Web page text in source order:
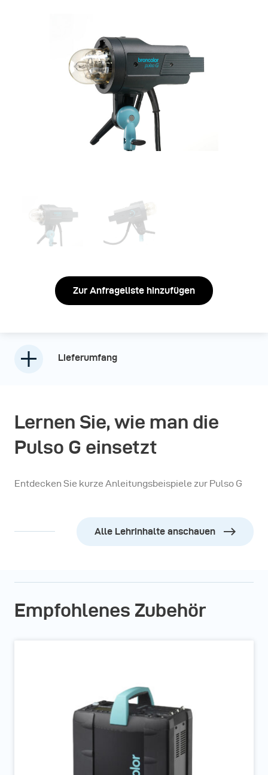
Zur Anfrageliste hinzufügen
Lieferumfang
Lernen Sie, wie man die
Pulso G einsetzt
Entdecken Sie kurze Anleitungsbeispiele zur Pulso G
Alle Lehrinhalte anschauen
Empfohlenes Zubehör